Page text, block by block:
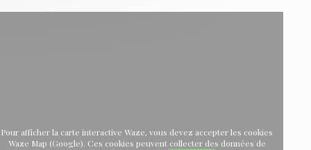
Pour afficher la carte interactive Waze, vous devez accepter les cookies
Waze Map (Google). Ces cookies peuvent collecter des données de